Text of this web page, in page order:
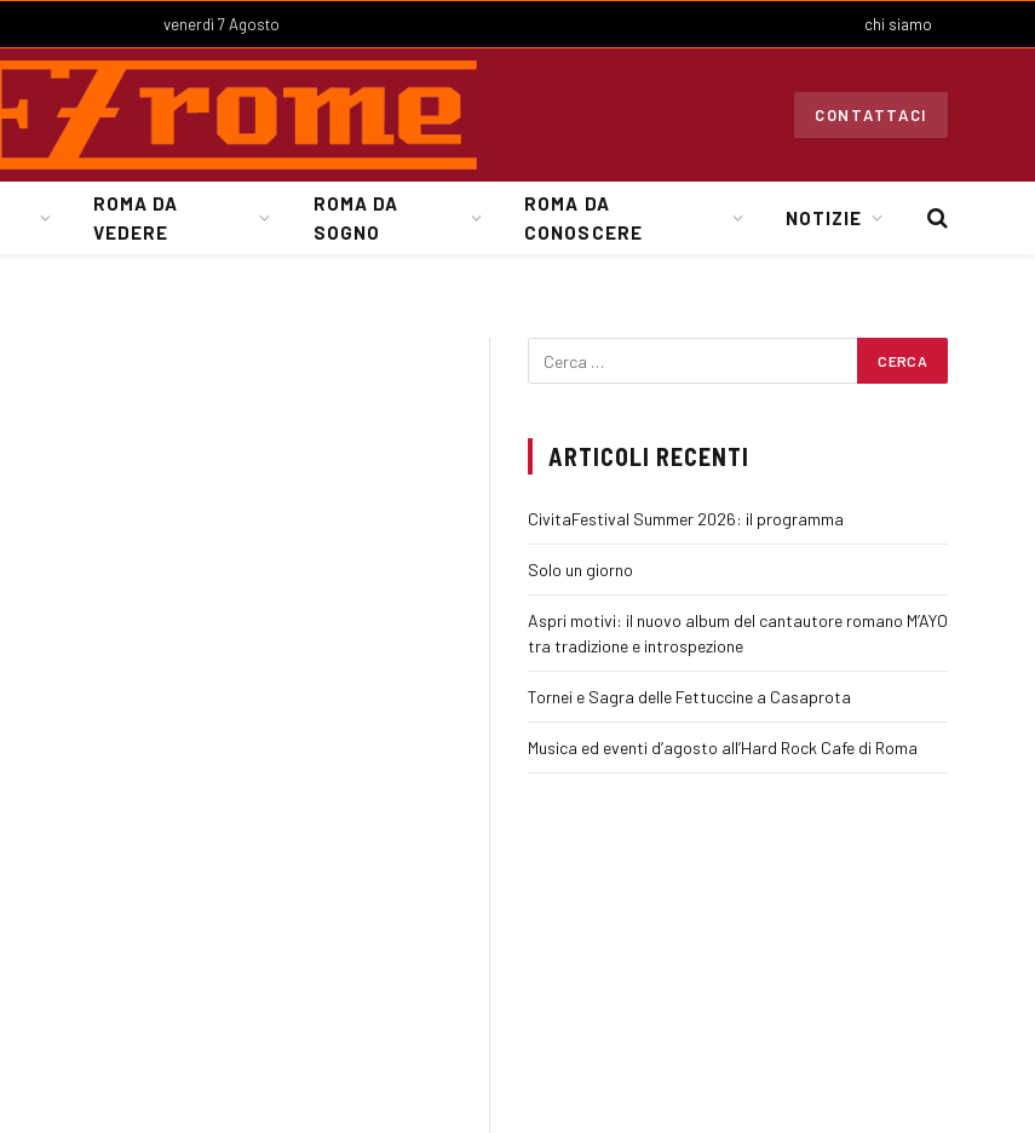
venerdì 7 Agosto chi siamo
CONTATTACI
ROMA DA
VEDERE
ROMA DA
SOGNO
ROMA DA
CONOSCERE
NOTIZIE
ARTICOLI RECENTI
CivitaFestival Summer 2026: il programma
Solo un giorno
Aspri motivi: il nuovo album del cantautore romano M’AYO
tra tradizione e introspezione
Tornei e Sagra delle Fettuccine a Casaprota
Musica ed eventi d’agosto all’Hard Rock Cafe di Roma